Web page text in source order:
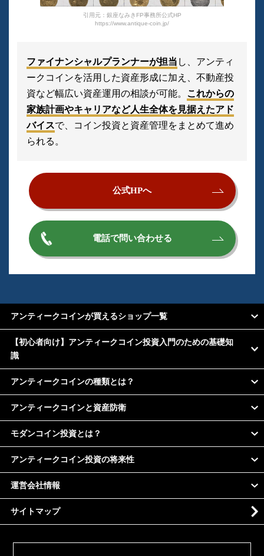
引用元：銀座なみきFP事務所公式HP
https://www.antique-coin.jp/
ファイナンシャルプランナーが担当 し、アンティ
ークコインを活用した資産形成に加え、不動産投
資など幅広い資産運用の相談が可能。
これからの
家族計画やキャリアなど人生全体を見据えたアド
バイスで、コイン投資と資産管理をまとめて進め
られる。
公式HPへ
電話で問い合わせる
アンティークコインが買えるショップ一覧
【初心者向け】アンティークコイン投資入門のための基礎知
識
アンティークコインの種類とは？
アンティークコインと資産防衛
モダンコイン投資とは？
アンティークコイン投資の将来性
運営会社情報
サイトマップ